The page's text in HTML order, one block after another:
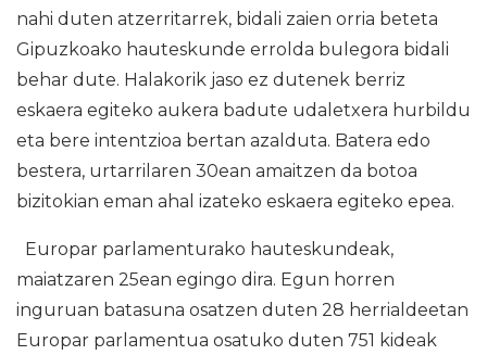
nahi duten atzerritarrek, bidali zaien orria beteta
Gipuzkoako hauteskunde errolda bulegora bidali
behar dute. Halakorik jaso ez dutenek berriz
eskaera egiteko aukera badute udaletxera hurbildu
eta bere intentzioa bertan azalduta. Batera edo
bestera, urtarrilaren 30ean amaitzen da botoa
bizitokian eman ahal izateko eskaera egiteko epea.
Europar parlamenturako hauteskundeak,
maiatzaren 25ean egingo dira. Egun horren
inguruan batasuna osatzen duten 28 herrialdeetan
Europar parlamentua osatuko duten 751 kideak